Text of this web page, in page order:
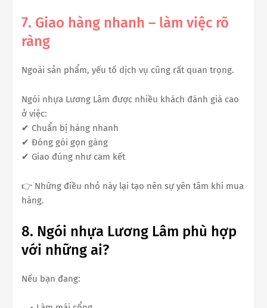
7. Giao hàng nhanh – làm việc rõ
ràng
Ngoài sản phẩm, yếu tố dịch vụ cũng rất quan trọng.
Ngói nhựa Lương Lâm được nhiều khách đánh giá cao
ở việc:
✔ Chuẩn bị hàng nhanh
✔ Đóng gói gọn gàng
✔ Giao đúng như cam kết
👉 Những điều nhỏ này lại tạo nên sự yên tâm khi mua
hàng.
8. Ngói nhựa Lương Lâm phù hợp
với những ai?
Nếu bạn đang: